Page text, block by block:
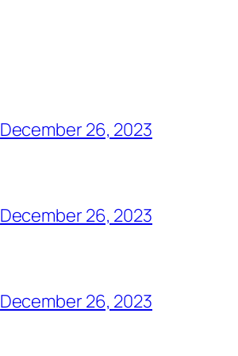
December 26, 2023
December 26, 2023
December 26, 2023